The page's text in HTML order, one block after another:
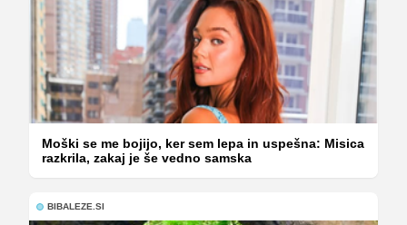
Moški se me bojijo, ker sem lepa in uspešna: Misica
razkrila, zakaj je še vedno samska
BIBALEZE.SI